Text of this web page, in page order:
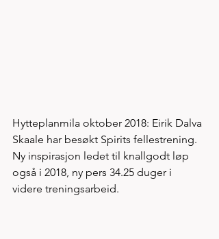
Hytteplanmila oktober 2018: Eirik Dalva
Skaale har besøkt Spirits fellestrening.
Ny inspirasjon ledet til knallgodt løp
også i 2018, ny pers 34.25 duger i
videre treningsarbeid.